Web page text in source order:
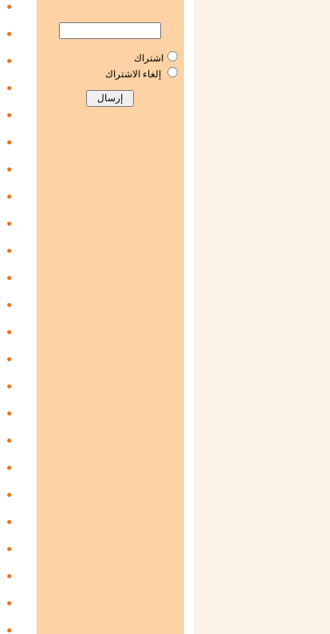
●
●
●
●
●
●
●
●
●
●
●
●
●
●
●
●
●
●
●
●
●
●
●
●
اشتراك
إلغاء الاشتراك